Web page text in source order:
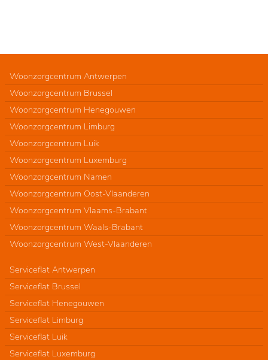
Woonzorgcentrum Antwerpen
Woonzorgcentrum Brussel
Woonzorgcentrum Henegouwen
Woonzorgcentrum Limburg
Woonzorgcentrum Luik
Woonzorgcentrum Luxemburg
Woonzorgcentrum Namen
Woonzorgcentrum Oost-Vlaanderen
Woonzorgcentrum Vlaams-Brabant
Woonzorgcentrum Waals-Brabant
Woonzorgcentrum West-Vlaanderen
Serviceflat Antwerpen
Serviceflat Brussel
Serviceflat Henegouwen
Serviceflat Limburg
Serviceflat Luik
Serviceflat Luxemburg